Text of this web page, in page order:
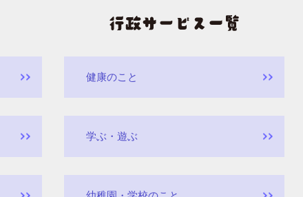
健康のこと
学ぶ・遊ぶ